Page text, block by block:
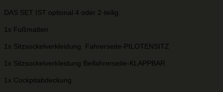
DAS SET IST optional 4 oder 2-teilig
1x Fußmatten
1x Sitzsockelverkleidung Fahrerseite-PILOTENSITZ
1x Sitzsockelverkleidung Beifahrerseite-KLAPPBAR
1x Cockpitabdeckung